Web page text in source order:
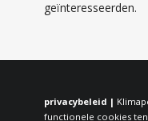
geïnteresseerden.
privacybeleid |
functionele cookies